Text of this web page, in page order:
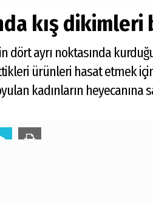
kış dikimleri
dört ayrı noktasında
ürünleri hasat etmek
kadınların heyecanına